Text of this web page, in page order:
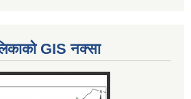
GIS नक्सा